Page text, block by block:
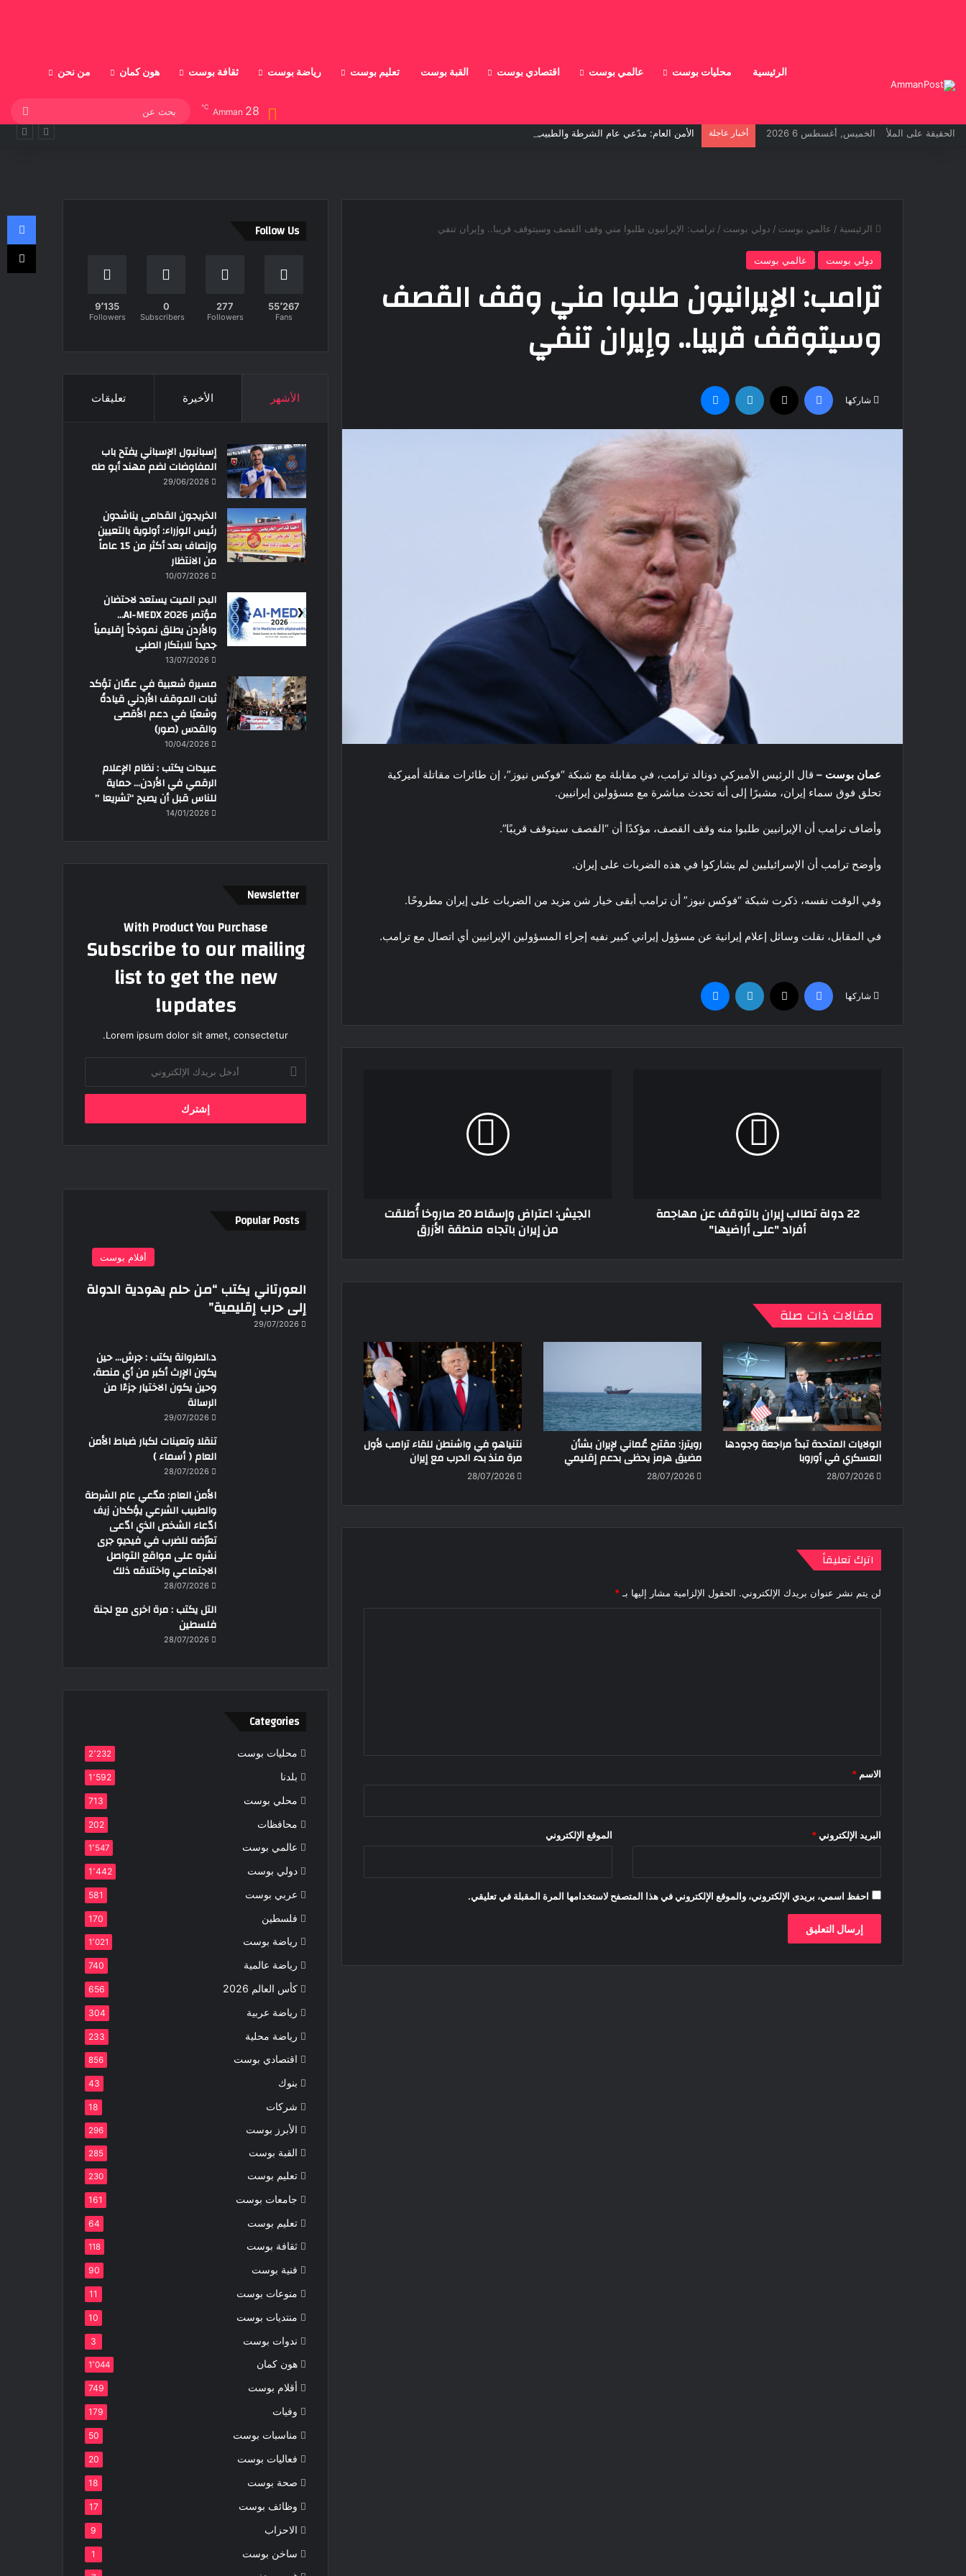
الرئيسية محليات بوست عالمي بوست اقتصادي بوست القبة بوست تعليم بوست رياضة بوست ثقافة بوست هون كمان من نحن
Amman 28
℃
عن
الحقيقة على الملأ الخميس, أغسطس 6 2026 أخبار عاجلة
الرئيسية / عالمي بوست / دولي بوست / ترامب: الإيرانيون طلبوا مني وقف القصف وسيتوقف قريبا.. وإيران تنفي
دولي بوست عالمي بوست
ترامب: الإيرانيون طلبوا مني وقف القصف
وسيتوقف قريبا.. وإيران تنفي
شاركها
فيسبوك لينكدإن
عمان بوست – قال الرئيس الأميركي دونالد ترامب، في مقابلة مع شبكة “فوكس نيوز”، إن طائرات مقاتلة أميركية
تحلق فوق سماء إيران، مشيرًا إلى أنه تحدث مباشرة مع مسؤولين إيرانيين.
وأضاف ترامب أن الإيرانيين طلبوا منه وقف القصف، مؤكدًا أن “القصف سيتوقف قريبًا”.
وأوضح ترامب أن الإسرائيليين لم يشاركوا في هذه الضربات على إيران.
وفي الوقت نفسه، ذكرت شبكة “فوكس نيوز” أن ترامب أبقى خيار شن مزيد من الضربات على إيران مطروحًا.
في المقابل، نقلت وسائل إعلام إيرانية عن مسؤول إيراني كبير نفيه إجراء المسؤولين الإيرانيين أي اتصال مع ترامب.
شاركها
فيسبوك لينكدإن
أراضيها" 22 دولة تطالب إيران بالتوقف عن مهاجمة
أفراد "على أراضيها"
منطقة
الجيش: اعتراض وإسقاط 20 صاروخا أُطلقت
من إيران باتجاه منطقة الأزرق
مقالات ذات صلة
الولايات المتحدة تبدأ مراجعة وجودها
العسكري في أوروبا
28/07/2026
رويترز: مقترح عُماني لإيران بشأن
مضيق هرمز يحظى بدعم إقليمي
28/07/2026
نتنياهو في واشنطن للقاء ترامب لأول
مرة منذ بدء الحرب مع إيران
28/07/2026
اترك تعليقاً
لن يتم نشر عنوان بريدك الإلكتروني. الحقول الإلزامية مشار إليها بـ *
*
الاسم *
البريد الإلكتروني * الموقع الإلكتروني
احفظ اسمي، بريدي الإلكتروني، والموقع الإلكتروني في هذا المتصفح لاستخدامها المرة المقبلة في تعليقي.
Follow Us
55٬267
Fans
277
Followers
0
Subscribers
9٬135
Followers
الأشهر الأخيرة تعليقات
إسبانيول الإسباني يفتح باب
المفاوضات لضم مهند أبو طه
29/06/2026
الخريجون القدامى يناشدون
رئيس الوزراء: أولوية بالتعيين
وإنصاف بعد أكثر من 15 عاماً
من الانتظار
10/07/2026
البحر الميت يستعد لاحتضان
مؤتمر AI-MEDX 2026…
والأردن يطلق نموذجاً إقليمياً
جديداً للابتكار الطبي
13/07/2026
مسيرة شعبية في عمّان تؤكد
ثبات الموقف الأردني قيادةً
وشعبًا في دعم الأقصى
والقدس (صور)
10/04/2026
عبيدات يكتب : نظام الإعلام
الرقمي في الأردن… حماية
للناس قبل أن يصبح “تشريعا ”
14/01/2026
Newsletter
With Product You Purchase
Subscribe to our mailing
list to get the new
updates!
Lorem ipsum dolor sit amet, consectetur.
بريدك
الإلكتروني
Popular Posts
أقلام بوست
العورتاني يكتب “من حلم يهودية الدولة
إلى حرب إقليمية”
29/07/2026
د.الطروانة يكتب : جرش… حين
يكون الإرث أكبر من أي منصة،
وحين يكون الاختيار جزءًا من
الرسالة
29/07/2026
تنقلا وتعينات لكبار ضباط الأمن
العام ( أسماء )
28/07/2026
الأمن العام: مدّعي عام الشرطة
والطبيب الشرعي يؤكدان زيف
ادّعاء الشخص الذي ادّعى
تعرّضه للضرب في فيديو جرى
نشره على مواقع التواصل
الاجتماعي واختلاقه ذلك
28/07/2026
التل يكتب : مرة اخرى مع لجنة
فلسطين
28/07/2026
Categories
محليات بوست 2٬232
بلدنا 1٬592
محلي بوست 713
محافظات 202
عالمي بوست 1٬547
دولي بوست 1٬442
عربي بوست 581
فلسطين 170
رياضة بوست 1٬021
رياضة عالمية 740
كأس العالم 2026 656
رياضة عربية 304
رياضة محلية 233
اقتصادي بوست 856
بنوك 43
شركات 18
الأبرز بوست 296
القبة بوست 285
تعليم بوست 230
جامعات بوست 161
تعليم بوست 64
ثقافة بوست 118
فنية بوست 90
منوعات بوست 11
منتديات بوست 10
ندوات بوست 3
هون كمان 1٬044
أقلام بوست 749
وفيات 179
مناسبات بوست 50
فعاليات بوست 20
صحة بوست 18
وظائف بوست 17
الاحزاب 9
ساخن بوست 1
‫X